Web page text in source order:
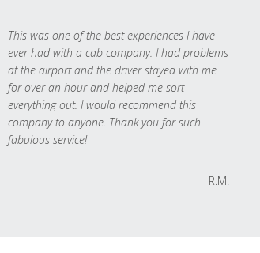
This was one of the best experiences I have
ever had with a cab company. I had problems
at the airport and the driver stayed with me
for over an hour and helped me sort
everything out. I would recommend this
company to anyone. Thank you for such
fabulous service!
R.M.